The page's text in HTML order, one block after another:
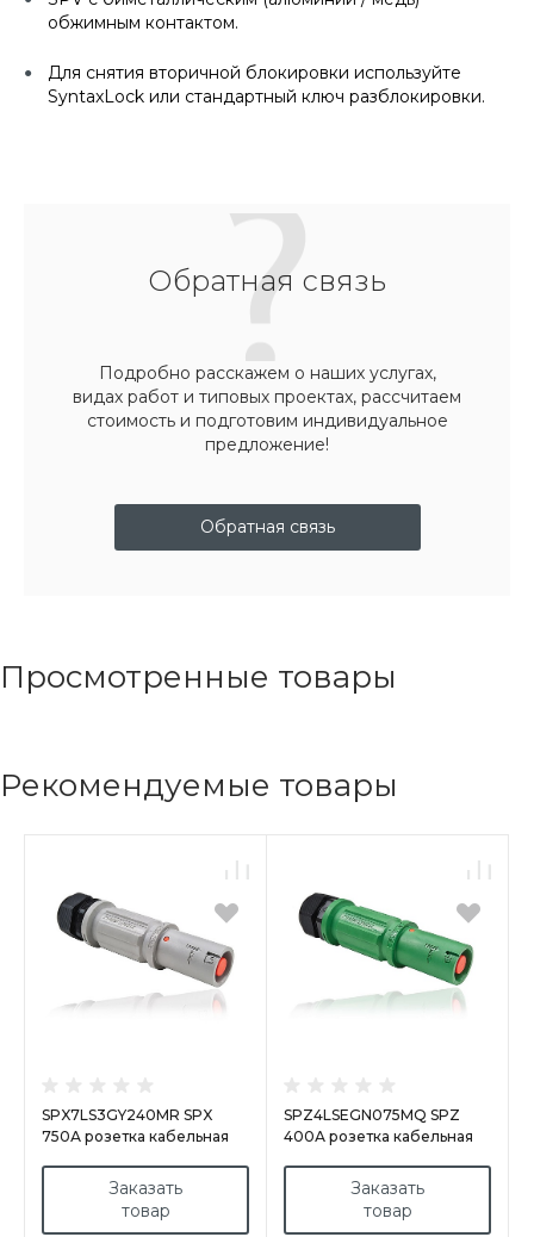
обжимным контактом.
Для снятия вторичной блокировки используйте
SyntaxLock или стандартный ключ разблокировки.
Обратная связь
Подробно расскажем о наших услугах,
видах работ и типовых проектах, рассчитаем
стоимость и подготовим индивидуальное
предложение!
Обратная связь
Просмотренные товары
Рекомендуемые товары
SPX7LS3GY240MR SPX
750А розетка кабельная
Заказать
товар
SPZ4LSEGN075MQ SPZ
400А розетка кабельная
Заказать
товар